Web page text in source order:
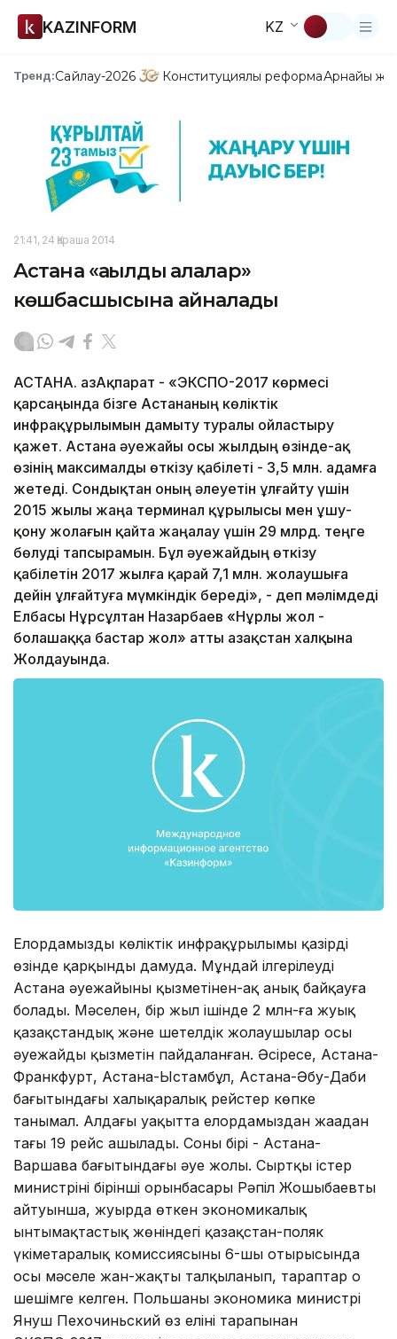
KAZINFORM KZ
Тренд:Сайлау-2026 Конституциялық реформаАрнайы
21:41, 24 Қараша 2014
Астана «ақылды қалалар»
көшбасшысына айналады
АСТАНА. ҚазАқпарат - «ЭКСПО-2017 көрмесі
қарсаңында бізге Астананың көліктік
инфрақұрылымын дамыту туралы ойластыру
қажет. Астана әуежайы осы жылдың өзінде-ақ
өзінің максималды өткізу қабілеті - 3,5 млн. адамға
жетеді. Сондықтан оның әлеуетін ұлғайту үшін
2015 жылы жаңа терминал құрылысы мен ұшу-
қону жолағын қайта жаңалау үшін 29 млрд. теңге
бөлуді тапсырамын. Бұл әуежайдың өткізу
қабілетін 2017 жылға қарай 7,1 млн. жолаушыға
дейін ұлғайтуға мүмкіндік береді», - деп мәлімдеді
Елбасы Нұрсұлтан Назарбаев «Нұрлы жол -
болашаққа бастар жол» атты Қазақстан халқына
Жолдауында.
Елордамыздың көліктік инфрақұрылымы қазірдің
өзінде қарқынды дамуда. Мұндай ілгерілеуді
Астана әуежайының қызметінен-ақ анық байқауға
болады. Мәселен, бір жыл ішінде 2 млн-ға жуық
қазақстандық және шетелдік жолаушылар осы
әуежайдың қызметін пайдаланған. Әсіресе, Астана-
Франкфурт, Астана-Ыстамбұл, Астана-Әбу-Даби
бағытындағы халықаралық рейстер көпке
танымал. Алдағы уақытта елордамыздан жаңадан
тағы 19 рейс ашылады. Соның бірі - Астана-
Варшава бағытындағы әуе жолы. Сыртқы істер
министрінің бірінші орынбасары Рәпіл Жошыбаевтың
айтуынша, жуырда өткен экономикалық
ынтымақтастық жөніндегі қазақстан-поляк
үкіметаралық комиссиясының 6-шы отырысында
осы мәселе жан-жақты талқыланып, тараптар оң
шешімге келген. Польшаның экономика министрі
Януш Пехочиньский өз елінің тарапынан